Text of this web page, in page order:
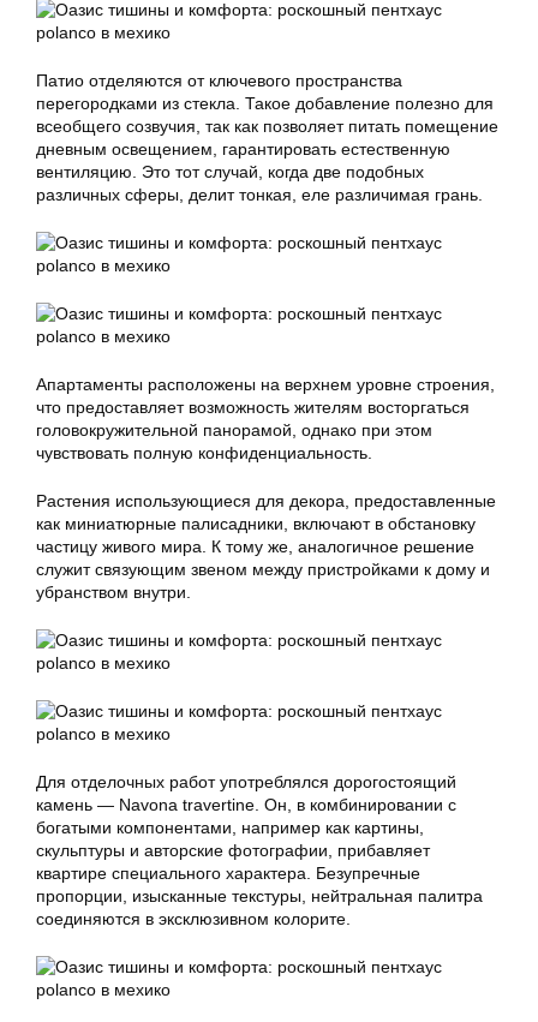
Патио отделяются от ключевого пространства
перегородками из стекла. Такое добавление полезно для
всеобщего созвучия, так как позволяет питать помещение
дневным освещением, гарантировать естественную
вентиляцию. Это тот случай, когда две подобных
различных сферы, делит тонкая, еле различимая грань.
Апартаменты расположены на верхнем уровне строения,
что предоставляет возможность жителям восторгаться
головокружительной панорамой, однако при этом
чувствовать полную конфиденциальность.
Растения использующиеся для декора, предоставленные
как миниатюрные палисадники, включают в обстановку
частицу живого мира. К тому же, аналогичное решение
служит связующим звеном между пристройками к дому и
убранством внутри.
Для отделочных работ употреблялся дорогостоящий
камень — Navona travertine. Он, в комбинировании с
богатыми компонентами, например как картины,
скульптуры и авторские фотографии, прибавляет
квартире специального характера. Безупречные
пропорции, изысканные текстуры, нейтральная палитра
соединяются в эксклюзивном колорите.